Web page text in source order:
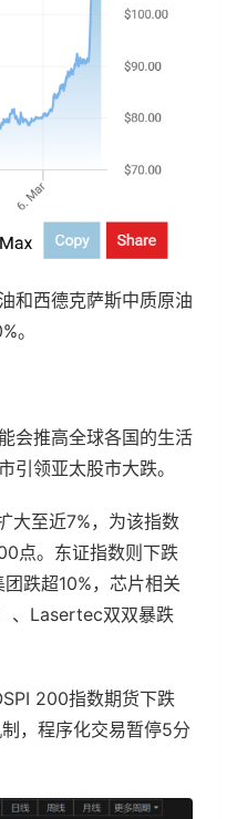
和西德克萨斯中质原油
。
会推高全球各国的生活
引领亚太股市大跌。
大至近7%，为该指数
点。东证指数则下跌
跌超10%，芯片相关
、Lasertec双双暴跌
200指数期货下跌
，程序化交易暂停5分